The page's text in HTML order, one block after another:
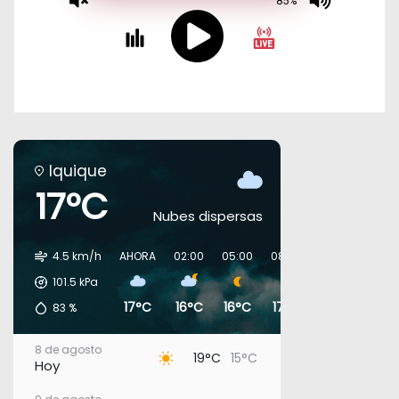
Iquique
17°C Nubes dispersas
4.5 km/h
101.5 kPa
83 %
AHORA
17°C
02:00
16°C
05:00
16°C
08:00
17°C
8 de agosto
Hoy 19°C 15°C